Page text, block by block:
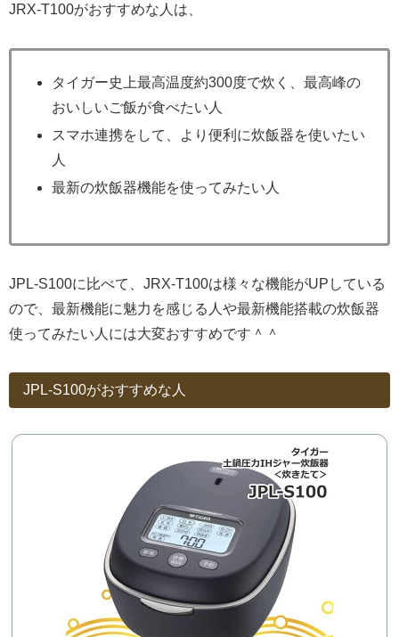
JRX-T100がおすすめな人は、
タイガー史上最高温度約300度で炊く、最高峰の
おいしいご飯が食べたい人
スマホ連携をして、より便利に炊飯器を使いたい
人
最新の炊飯器機能を使ってみたい人
JPL-S100に比べて、JRX-T100は様々な機能がUPしている
ので、最新機能に魅力を感じる人や最新機能搭載の炊飯器
使ってみたい人には大変おすすめです＾＾
JPL-S100がおすすめな人